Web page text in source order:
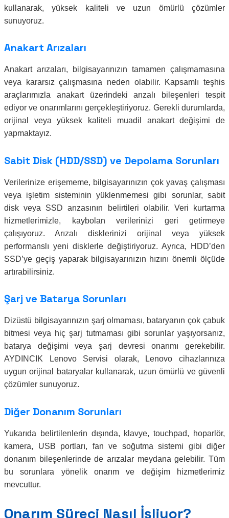
kullanarak, yüksek kaliteli ve uzun ömürlü çözümler
sunuyoruz.
Anakart Arızaları
Anakart arızaları, bilgisayarınızın tamamen çalışmamasına
veya kararsız çalışmasına neden olabilir. Kapsamlı teşhis
araçlarımızla anakart üzerindeki arızalı bileşenleri tespit
ediyor ve onarımlarını gerçekleştiriyoruz. Gerekli durumlarda,
orijinal veya yüksek kaliteli muadil anakart değişimi de
yapmaktayız.
Sabit Disk (HDD/SSD) ve Depolama Sorunları
Verilerinize erişememe, bilgisayarınızın çok yavaş çalışması
veya işletim sisteminin yüklenmemesi gibi sorunlar, sabit
disk veya SSD arızasının belirtileri olabilir. Veri kurtarma
hizmetlerimizle, kaybolan verilerinizi geri getirmeye
çalışıyoruz. Arızalı disklerinizi orijinal veya yüksek
performanslı yeni disklerle değiştiriyoruz. Ayrıca, HDD’den
SSD’ye geçiş yaparak bilgisayarınızın hızını önemli ölçüde
artırabilirsiniz.
Şarj ve Batarya Sorunları
Dizüstü bilgisayarınızın şarj olmaması, bataryanın çok çabuk
bitmesi veya hiç şarj tutmaması gibi sorunlar yaşıyorsanız,
batarya değişimi veya şarj devresi onarımı gerekebilir.
AYDINCIK Lenovo Servisi olarak, Lenovo cihazlarınıza
uygun orijinal bataryalar kullanarak, uzun ömürlü ve güvenli
çözümler sunuyoruz.
Diğer Donanım Sorunları
Yukarıda belirtilenlerin dışında, klavye, touchpad, hoparlör,
kamera, USB portları, fan ve soğutma sistemi gibi diğer
donanım bileşenlerinde de arızalar meydana gelebilir. Tüm
bu sorunlara yönelik onarım ve değişim hizmetlerimiz
mevcuttur.
Onarım Süreci Nasıl İşliyor?